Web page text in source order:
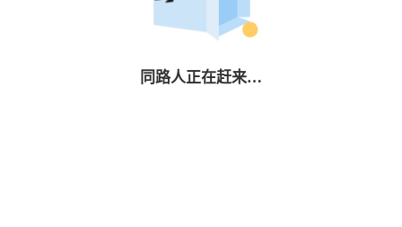
同路人正在赶来…